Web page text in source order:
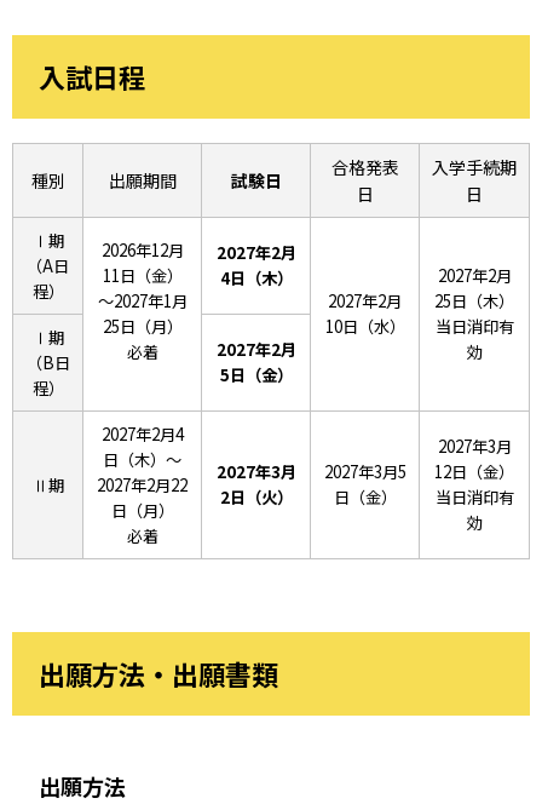
入試日程
種別 出願期間 試験日
合格発表
日
入学手続期
日
Ⅰ期
（A日
程）
2026年12月
11日（金）
～2027年1月
25日（月）
必着
2027年2月
4日（木）
2027年2月
10日（水）
2027年2月
25日（木）
当日消印有
効
Ⅰ期
（B日
程）
2027年2月
5日（金）
Ⅱ期
2027年2月4
日（木）～
2027年2月22
日（月）
必着
2027年3月
2日（火）
2027年3月5
日（金）
2027年3月
12日（金）
当日消印有
効
出願方法・出願書類
出願方法